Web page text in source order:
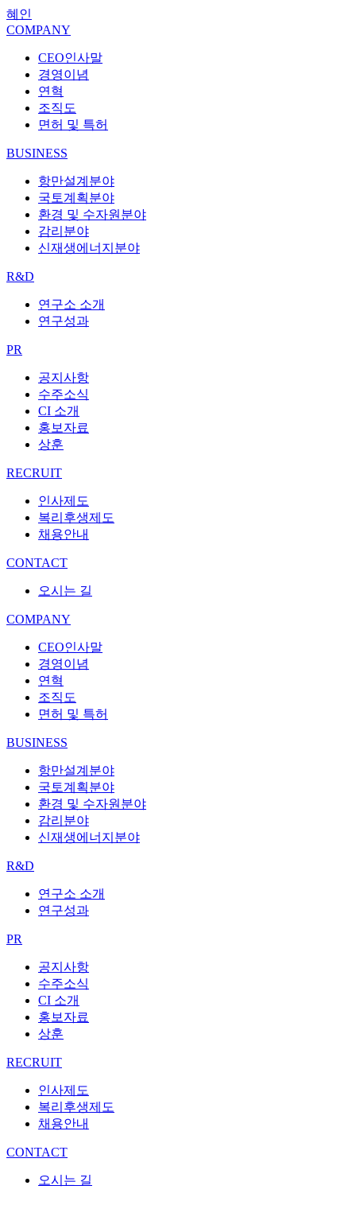
혜인
COMPANY
CEO인사말
경영이념
연혁
조직도
면허 및 특허
BUSINESS
항만설계분야
국토계획분야
환경 및 수자원분야
감리분야
신재생에너지분야
R&D
연구소 소개
연구성과
PR
공지사항
수주소식
CI 소개
홍보자료
상훈
RECRUIT
인사제도
복리후생제도
채용안내
CONTACT
오시는 길
COMPANY
CEO인사말
경영이념
연혁
조직도
면허 및 특허
BUSINESS
항만설계분야
국토계획분야
환경 및 수자원분야
감리분야
신재생에너지분야
R&D
연구소 소개
연구성과
PR
공지사항
수주소식
CI 소개
홍보자료
상훈
RECRUIT
인사제도
복리후생제도
채용안내
CONTACT
오시는 길